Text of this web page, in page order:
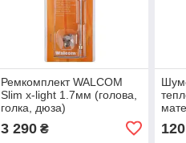
Ремкомплект WALCOM
Slim x-light 1.7мм (голова,
голка, дюза)
3 290₴ 120